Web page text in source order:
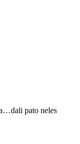
pato neles